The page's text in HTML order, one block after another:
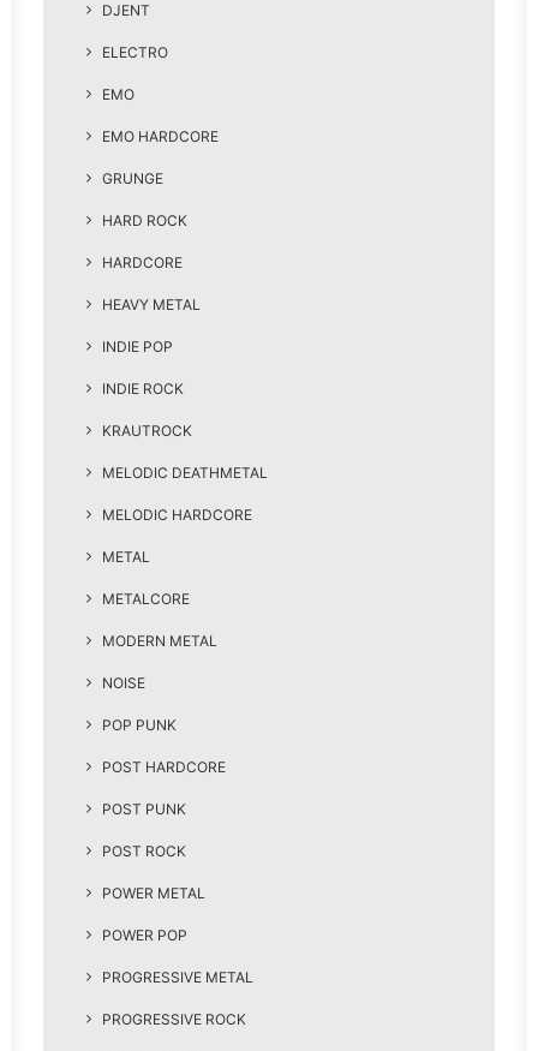
DJENT
ELECTRO
EMO
EMO HARDCORE
GRUNGE
HARD ROCK
HARDCORE
HEAVY METAL
INDIE POP
INDIE ROCK
KRAUTROCK
MELODIC DEATHMETAL
MELODIC HARDCORE
METAL
METALCORE
MODERN METAL
NOISE
POP PUNK
POST HARDCORE
POST PUNK
POST ROCK
POWER METAL
POWER POP
PROGRESSIVE METAL
PROGRESSIVE ROCK